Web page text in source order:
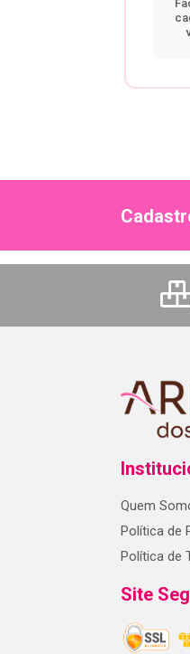
Quem
Política de
Política de
Site